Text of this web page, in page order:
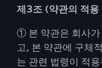
제3조 (약관의 적용
① 본 약관은 회사가
고, 본 약관에 구체
는 관련 법령이 적